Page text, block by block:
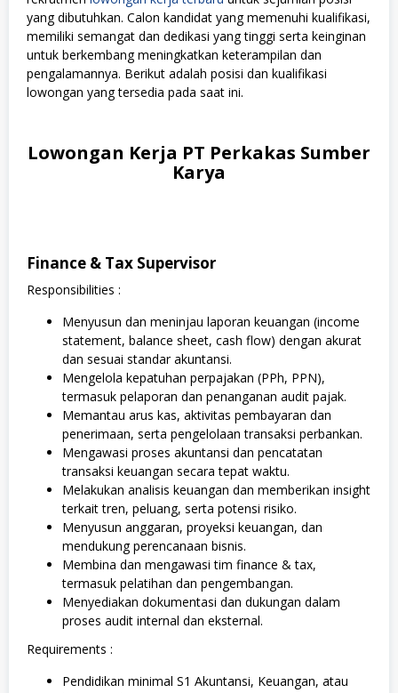
yang dibutuhkan. Calon kandidat yang memenuhi kualifikasi,
memiliki semangat dan dedikasi yang tinggi serta keinginan
untuk berkembang meningkatkan keterampilan dan
pengalamannya. Berikut adalah posisi dan kualifikasi
lowongan yang tersedia pada saat ini.
Lowongan Kerja PT Perkakas Sumber
Karya
Finance & Tax Supervisor
Responsibilities :
Menyusun dan meninjau laporan keuangan (income
statement, balance sheet, cash flow) dengan akurat
dan sesuai standar akuntansi.
Mengelola kepatuhan perpajakan (PPh, PPN),
termasuk pelaporan dan penanganan audit pajak.
Memantau arus kas, aktivitas pembayaran dan
penerimaan, serta pengelolaan transaksi perbankan.
Mengawasi proses akuntansi dan pencatatan
transaksi keuangan secara tepat waktu.
Melakukan analisis keuangan dan memberikan insight
terkait tren, peluang, serta potensi risiko.
Menyusun anggaran, proyeksi keuangan, dan
mendukung perencanaan bisnis.
Membina dan mengawasi tim finance & tax,
termasuk pelatihan dan pengembangan.
Menyediakan dokumentasi dan dukungan dalam
proses audit internal dan eksternal.
Requirements :
Pendidikan minimal S1 Akuntansi, Keuangan, atau